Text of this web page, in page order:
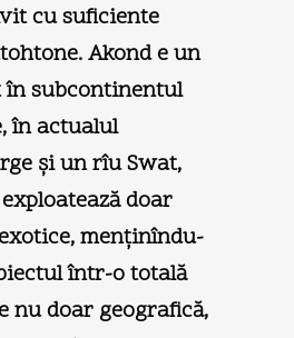
cu suficiente
Akond e un
în subcontinentul
în actualul
şi un rîu Swat,
doar
menţinîndu-
într-o totală
nu doar geografică,